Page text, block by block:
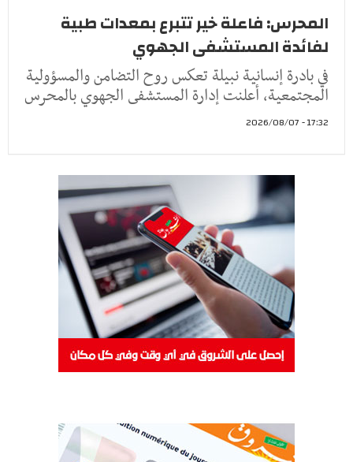
المحرس: فاعلة خير تتبرع بمعدات طبية
لفائدة المستشفى الجهوي
في بادرة إنسانية نبيلة تعكس روح التضامن والمسؤولية
المجتمعية، أعلنت إدارة المستشفى الجهوي بالمحرس
17:32 - 2026/08/07